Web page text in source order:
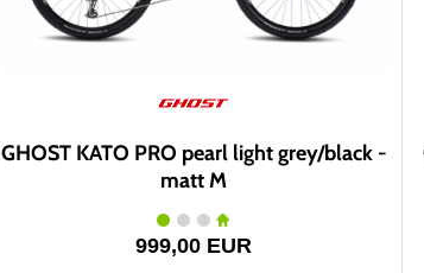
GHOST KATO PRO pearl light grey/black -
matt M
999,00 EUR